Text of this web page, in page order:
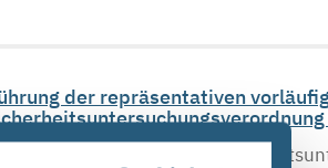
der repräsentativen
vorläufigen